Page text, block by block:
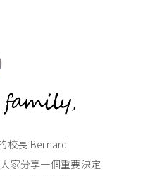
校長 Bernard
家分享一個重要決定